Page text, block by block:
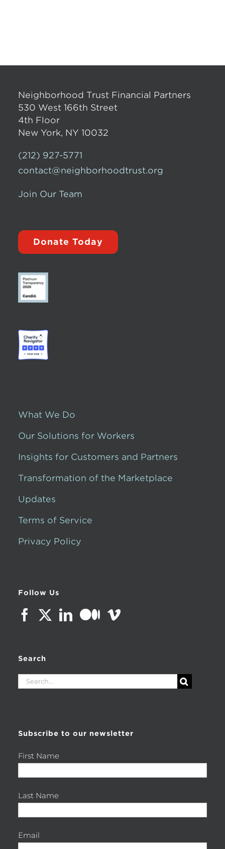
Neighborhood Trust Financial Partners
530 West 166th Street
4th Floor
New York, NY 10032
(212) 927-5771
contact@neighborhoodtrust.org
Join Our Team
Donate Today
What We Do
Our Solutions for Workers
Insights for Customers and Partners
Transformation of the Marketplace
Updates
Terms of Service
Privacy Policy
Follow Us
Search
Search
Subscribe to our newsletter
First Name
Last Name
Email